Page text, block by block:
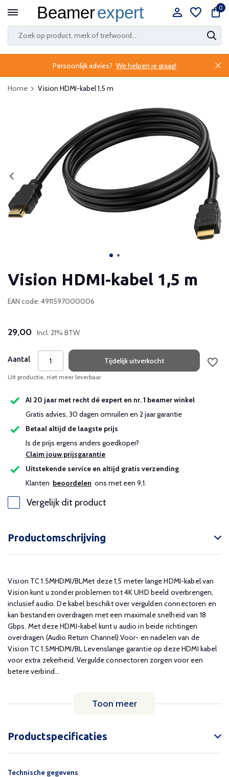
0
Persoonlijk advies? We helpen je graag!
Home Vision HDMI-kabel 1,5 m
Vision HDMI-kabel 1,5 m
EAN code: 4911597000006
29,00 Incl. 21% BTW
Aantal Tijdelijk uitverkocht
Uit productie, niet meer leverbaar
Al 20 jaar met recht dé expert en nr. 1 beamer winkel
Gratis advies, 30 dagen omruilen en 2 jaar garantie
Betaal altijd de laagste prijs
Is de prijs ergens anders goedkoper?
Claim jouw prijsgarantie
Uitstekende service en altijd gratis verzending
Klanten beoordelen ons met een 9,1.
Vergelijk dit product
Productomschrijving
Vision TC 1.5MHDMI/BLMet deze 1,5 meter lange HDMI-kabel van
Vision kunt u zonder problemen tot 4K UHD beeld overbrengen,
inclusief audio. De kabel beschikt over vergulden connectoren en
kan bestanden overdragen met een maximale snelheid van 18
Gbps. Met deze HDMI-kabel kunt u audio in beide richtingen
overdragen (Audio Return Channel).Voor- en nadelen van de
Vision TC 1.5MHDMI/BL Levenslange garantie op deze HDMI kabel
voor extra zekerheid. Vergulde connectoren zorgen voor een
betere verbind...
Toon meer
Productspecificaties
Technische gegevens